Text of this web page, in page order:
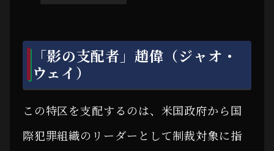
「影の支配者」趙偉（ジャオ・
ウェイ）
この特区を支配するのは、米国政府から国
際犯罪組織のリーダーとして制裁対象に指